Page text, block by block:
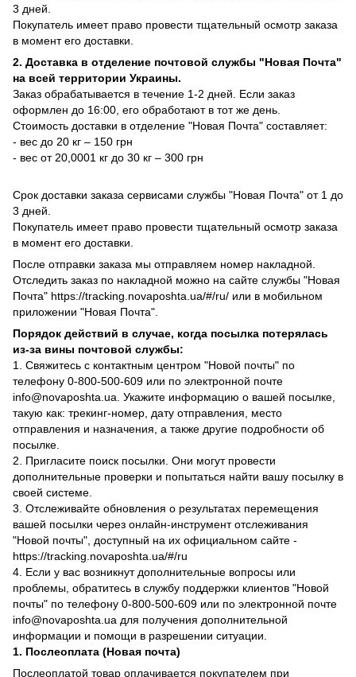
3 дней.
Покупатель имеет право провести тщательный осмотр заказа
в момент его доставки.
2. Доставка в отделение почтовой службы "Новая Почта"
на всей территории Украины.
Заказ обрабатывается в течение 1-2 дней. Если заказ
оформлен до 16:00, его обработают в тот же день.
Стоимость доставки в отделение "Новая Почта" составляет:
- вес до 20 кг – 150 грн
- вес от 20,0001 кг до 30 кг – 300 грн
Срок доставки заказа сервисами службы "Новая Почта" от 1 до
3 дней.
Покупатель имеет право провести тщательный осмотр заказа
в момент его доставки.
После отправки заказа мы отправляем номер накладной.
Отследить заказ по накладной можно на сайте службы "Новая
Почта" https://tracking.novaposhta.ua/#/ru/ или в мобильном
приложении "Новая Почта".
Порядок действий в случае, когда посылка потерялась
из-за вины почтовой службы:
1. Свяжитесь с контактным центром "Новой почты" по
телефону 0-800-500-609 или по электронной почте
info@novaposhta.ua. Укажите информацию о вашей посылке,
такую как: трекинг-номер, дату отправления, место
отправления и назначения, а также другие подробности об
посылке.
2. Пригласите поиск посылки. Они могут провести
дополнительные проверки и попытаться найти вашу посылку в
своей системе.
3. Отслеживайте обновления о результатах перемещения
вашей посылки через онлайн-инструмент отслеживания
"Новой почты", доступный на их официальном сайте -
https://tracking.novaposhta.ua/#/ru
4. Если у вас возникнут дополнительные вопросы или
проблемы, обратитесь в службу поддержки клиентов "Новой
почты" по телефону 0-800-500-609 или по электронной почте
info@novaposhta.ua для получения дополнительной
информации и помощи в разрешении ситуации.
1. Послеоплата (Новая почта)
Послеоплатой товар оплачивается покупателем при